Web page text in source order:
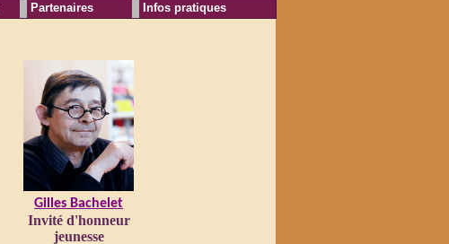
Gilles Bachelet
Invité d'honneur
jeunesse
Partenaires Infos pratiques